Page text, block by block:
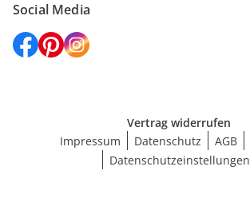
Social Media
Vertrag widerrufen
Impressum
Datenschutz AGB
Datenschutzeinstellungen